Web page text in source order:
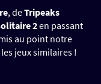
, deTripeaks
2en passant
au point notre
jeux similaires !